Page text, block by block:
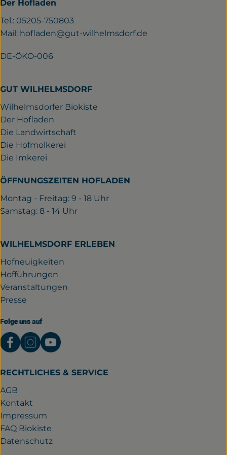
Der Hofladen
Tel.: 05205-750803
Mail: hofladen@gut-wilhelmsdorf.de
DE-ÖKO-006
GUT WILHELMSDORF
Wilhelmsdorfer Biokiste
Der Hofladen
Die Landwirtschaft
Die Hofmolkerei
Die Imkerei
ÖFFNUNGSZEITEN HOFLADEN
Montag - Freitag: 9 - 18 Uhr
Samstag: 8 - 14 Uhr
WILHELMSDORF ERLEBEN
Hofneuigkeiten
Hofführungen
Veranstaltungen
Presse
Folge uns auf
Externer Link zu https://www.facebook.com/
Externer Link zu https://
Externer Link zu https://
RECHTLICHES & SERVICE
AGB
Kontakt
Impressum
FAQ Biokiste
Datenschutz